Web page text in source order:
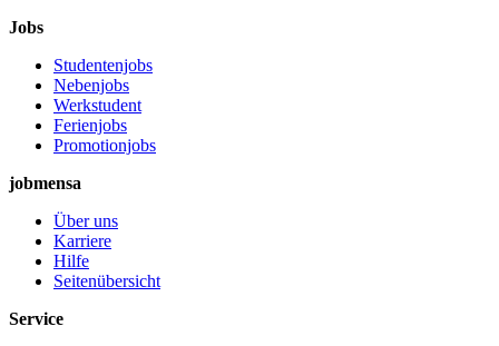
Jobs
Studentenjobs
Nebenjobs
Werkstudent
Ferienjobs
Promotionjobs
jobmensa
Über uns
Karriere
Hilfe
Seitenübersicht
Service